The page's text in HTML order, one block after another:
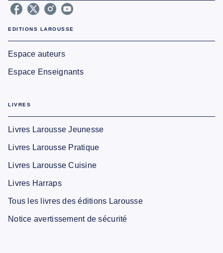
EDITIONS LAROUSSE
Espace auteurs
Espace Enseignants
LIVRES
Livres Larousse Jeunesse
Livres Larousse Pratique
Livres Larousse Cuisine
Livres Harraps
Tous les livres des éditions Larousse
Notice avertissement de sécurité